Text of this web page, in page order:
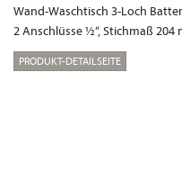
Wand-Waschtisch 3-Loch
2 Anschlüsse ½“, Stichmaß 204
PRODUKT-DETAILSEITE